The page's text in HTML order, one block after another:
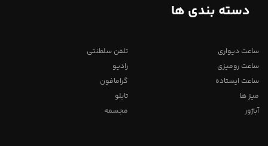
دسته بندی ها
ساعت دیواری
ساعت رومیزی
ساعت ایستاده
میز ها
آباژور
تلفن سلطنتی
رادیو
گرامافون
تابلو
مجسمه